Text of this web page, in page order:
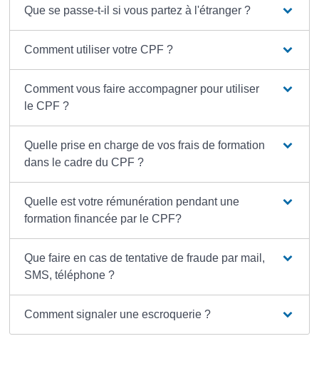
Que se passe-t-il si vous partez à l'étranger ?
Comment utiliser votre CPF ?
Comment vous faire accompagner pour utiliser
le CPF ?
Quelle prise en charge de vos frais de formation
dans le cadre du CPF ?
Quelle est votre rémunération pendant une
formation financée par le CPF?
Que faire en cas de tentative de fraude par mail,
SMS, téléphone ?
Comment signaler une escroquerie ?